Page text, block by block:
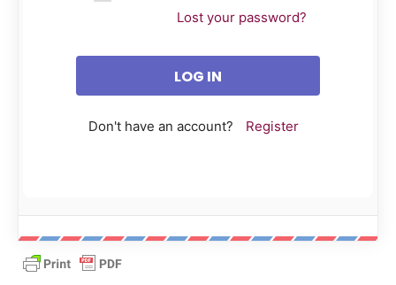
Lost your password?
Don't have an account? Register